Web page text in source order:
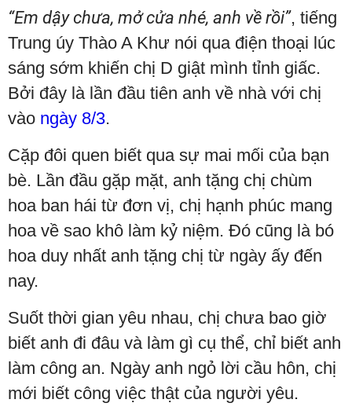
“Em dậy chưa, mở cửa nhé, anh về rồi”, tiếng
Trung úy Thào A Khư nói qua điện thoại lúc
sáng sớm khiến chị D giật mình tỉnh giấc.
Bởi đây là lần đầu tiên anh về nhà với chị
vào ngày 8/3.
Cặp đôi quen biết qua sự mai mối của bạn
bè. Lần đầu gặp mặt, anh tặng chị chùm
hoa ban hái từ đơn vị, chị hạnh phúc mang
hoa về sao khô làm kỷ niệm. Đó cũng là bó
hoa duy nhất anh tặng chị từ ngày ấy đến
nay.
Suốt thời gian yêu nhau, chị chưa bao giờ
biết anh đi đâu và làm gì cụ thể, chỉ biết anh
làm công an. Ngày anh ngỏ lời cầu hôn, chị
mới biết công việc thật của người yêu.